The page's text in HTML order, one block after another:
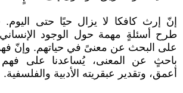
إنّ إرث كافكا لا يزال حيًا حتى اليوم.
طرح أسئلةٍ مهمة حول الوجود
على البحث عن معنىً في حياتهم. وإنّ
باحثٍ عن المعنى، يُساعدنا على
أعمق، وتقدير عبقريته الأدبية والفلسفية.